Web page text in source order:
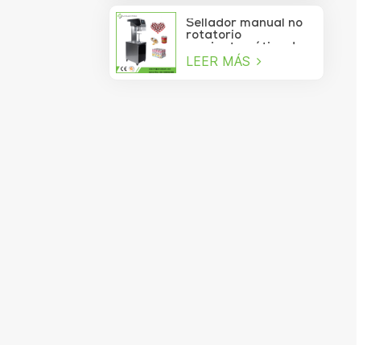
al vacío
Sellador manual no
rotatorio
semiautomático de
latas de refrescos,
LEER MÁS